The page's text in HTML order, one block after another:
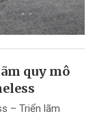
quy mô
– Triển lãm